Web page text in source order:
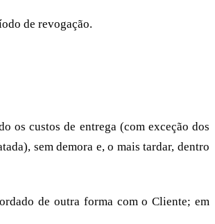
de revogação.
os custos de entrega (com exceção dos
sem demora e, o mais tardar, dentro
de outra forma com o Cliente; em